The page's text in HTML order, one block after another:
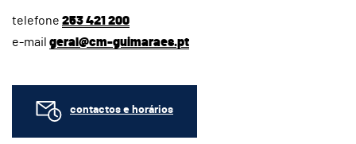
telefone 253 421 200
e-mail geral@cm-guimaraes.pt
contactos e horários